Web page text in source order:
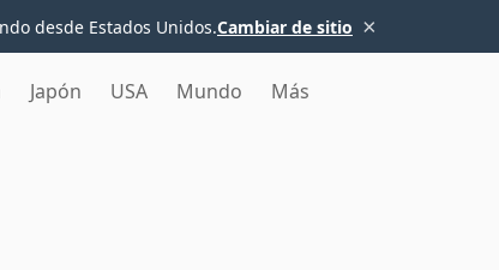
desde Estados Unidos.Cambiar de sitio ×
Japón USA Mundo Más